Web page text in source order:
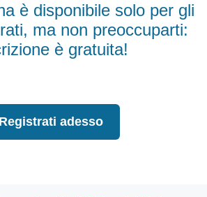
è disponibile solo per gli
ma non preoccuparti:
è gratuita!
Registrati adesso